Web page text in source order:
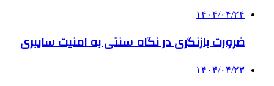
۱۴۰۴/۰۴/۲۴
ضرورت بازنگری در نگاه سنتی به امنیت سایبری
۱۴۰۴/۰۴/۲۳